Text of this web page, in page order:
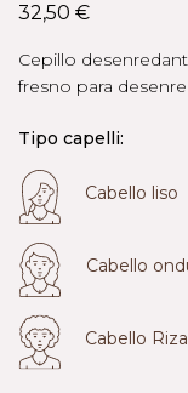
32,50 €
Cepillo
fresno para
Tipo capelli:
Cabello liso
Cabello
Cabello